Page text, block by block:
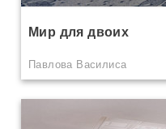
Мир для двоих
Павлова Василиса